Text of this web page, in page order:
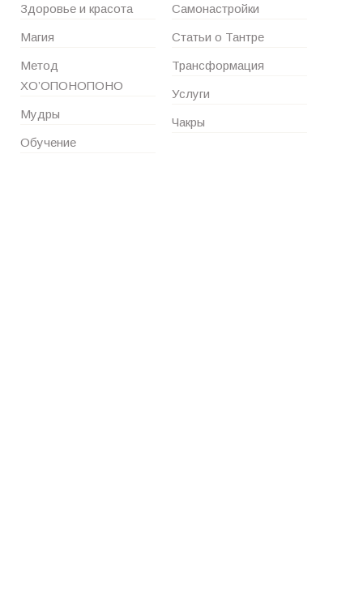
Здоровье и красота
Магия
Метод
ХО’ОПОНОПОНО
Мудры
Обучение
Самонастройки
Статьи о Тантре
Трансформация
Услуги
Чакры